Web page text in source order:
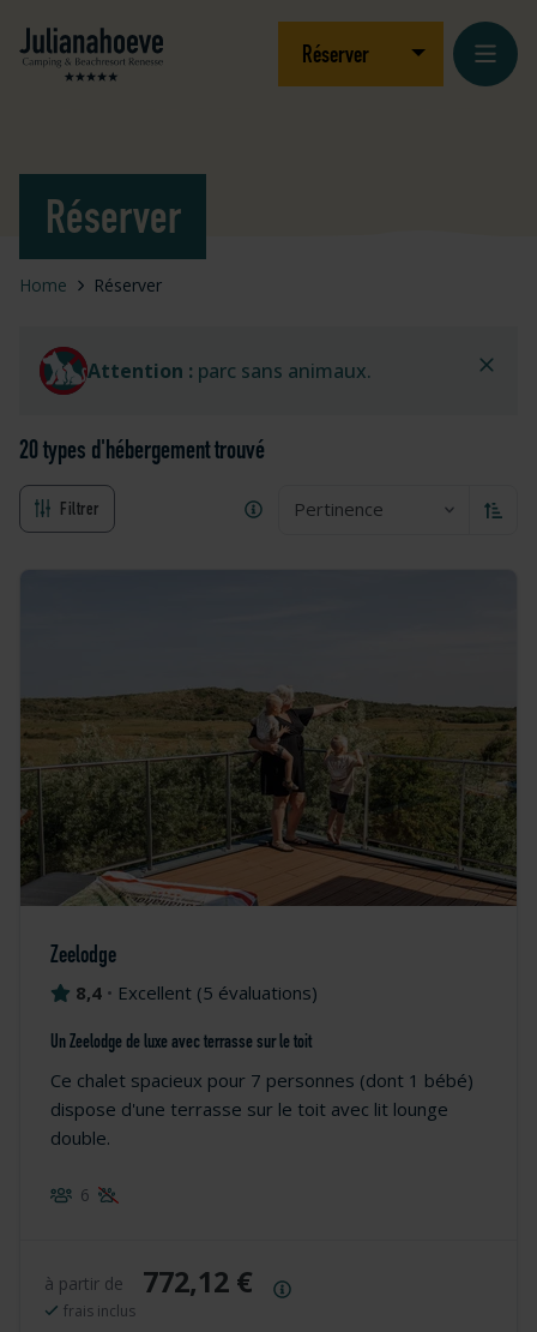
Logo Julianahoeve Réserver Ouvrir/fermer
Réserver
Home Réserver
Attention : parc sans animaux.
20 types d'hébergementtrouvé
Filtrer Pertinence Trier
Zeelodge
8,4 • Excellent (5 évaluations)
Un Zeelodge de luxe avec terrasse sur le toit
Ce chalet spacieux pour 7 personnes (dont 1 bébé)
dispose d'une terrasse sur le toit avec lit lounge
double.
6
à partir de 772,12 €
frais inclus